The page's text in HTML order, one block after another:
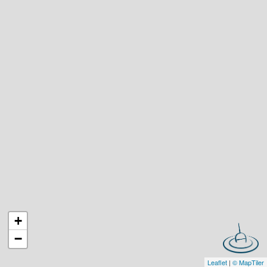
+
−
Leaflet | © MapTiler